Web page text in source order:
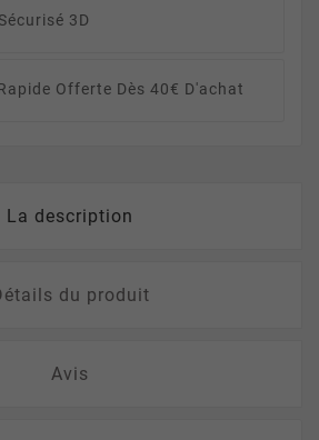
3D
Offerte Dès 40€ D'achat
La description
du produit
Avis